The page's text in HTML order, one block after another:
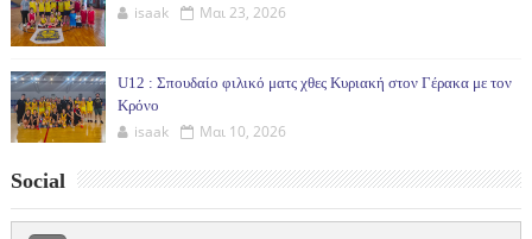
isaak Μαι 23, 2026
U12 : Σπουδαίο φιλικό ματς χθες Κυριακή στον Γέρακα με τον
Κρόνο
isaak Μαι 10, 2026
Social